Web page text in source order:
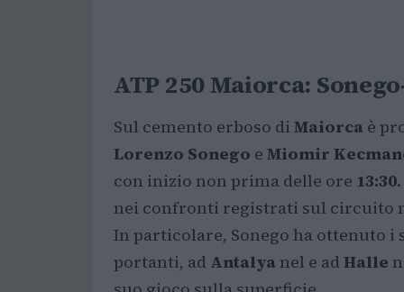
ATP 250 Maiorca:
Sul cemento erboso di Maiorca è
Lorenzo Sonego e Miomir
con inizio non prima delle ore 13:30
nei confronti registrati sul circuito
In particolare, Sonego ha ottenuto i
portanti, ad Antalya nel e adHalle